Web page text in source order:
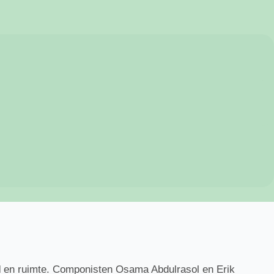
ruimte. Componisten Osama Abdulrasol en Erik